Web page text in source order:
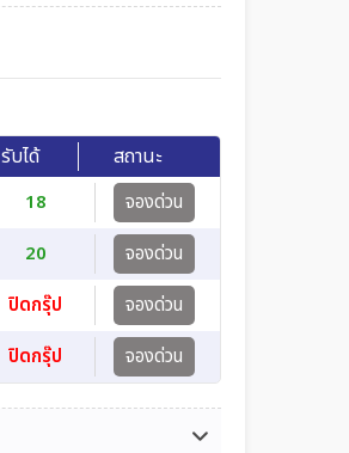
รับได้ สถานะ
18
จองด่วน
20
จองด่วน
ปิดกรุ๊ป
จองด่วน
ปิดกรุ๊ป จองด่วน